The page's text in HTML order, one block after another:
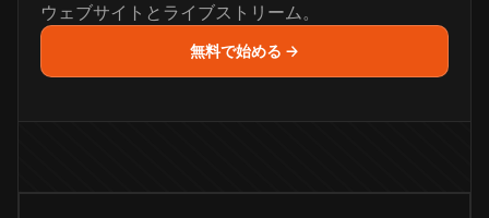
ウェブサイトとライブストリーム。
無料で始める →